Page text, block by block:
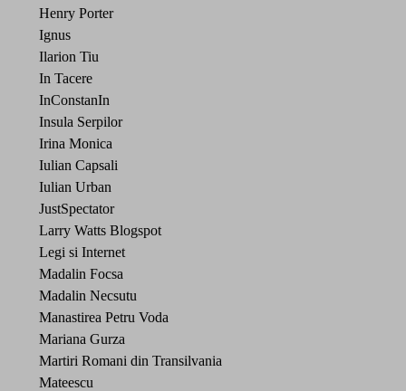
Henry Porter
Ignus
Ilarion Tiu
In Tacere
InConstanIn
Insula Serpilor
Irina Monica
Iulian Capsali
Iulian Urban
JustSpectator
Larry Watts Blogspot
Legi si Internet
Madalin Focsa
Madalin Necsutu
Manastirea Petru Voda
Mariana Gurza
Martiri Romani din Transilvania
Mateescu